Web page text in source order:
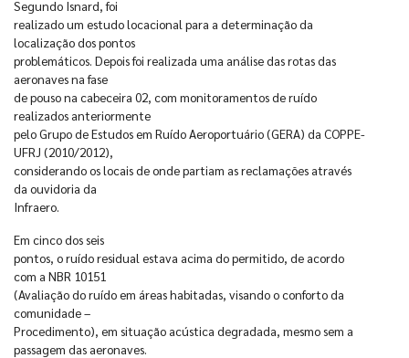
Segundo Isnard, foi
realizado um estudo locacional para a determinação da
localização dos pontos
problemáticos. Depois foi realizada uma análise das rotas das
aeronaves na fase
de pouso na cabeceira 02, com monitoramentos de ruído
realizados anteriormente
pelo Grupo de Estudos em Ruído Aeroportuário (GERA) da COPPE-
UFRJ (2010/2012),
considerando os locais de onde partiam as reclamações através
da ouvidoria da
Infraero.
Em cinco dos seis
pontos, o ruído residual estava acima do permitido, de acordo
com a NBR 10151
(Avaliação do ruído em áreas habitadas, visando o conforto da
comunidade –
Procedimento), em situação acústica degradada, mesmo sem a
passagem das aeronaves.